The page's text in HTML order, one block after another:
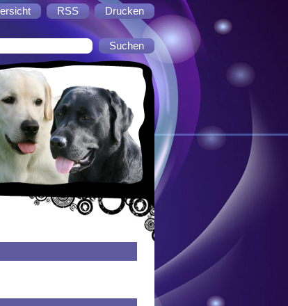
RSS Drucken